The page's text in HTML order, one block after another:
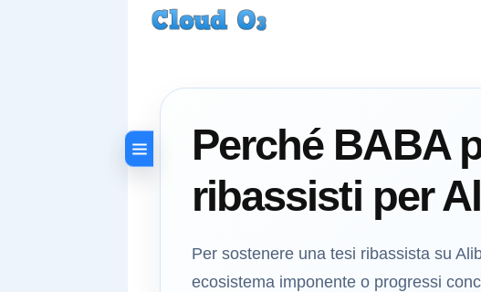
Perché BABA
ribassisti per
Per sostenere una tesi ribassista su
ecosistema imponente o progressi